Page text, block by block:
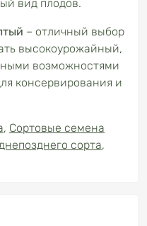
вид плодов.
– отличный выбор
высокоурожайный,
возможностями
консервирования и
, Сортовые семена
сорта,